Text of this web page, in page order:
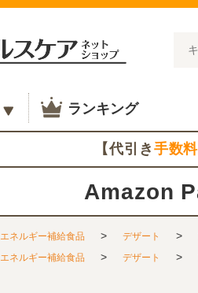
ランキング
【代引き 手数
Amazon
エネルギー補給食品 > デザート >
エネルギー補給食品 > デザート >